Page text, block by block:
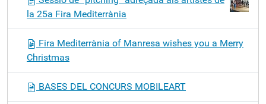
la 25a Fira Mediterrània
Fira Mediterrània of Manresa wishes you a Merry
Christmas
BASES DEL CONCURS MOBILEART